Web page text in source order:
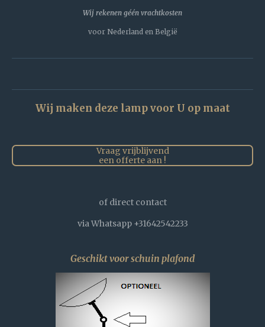
Wij rekenen géén vrachtkosten
voor Nederland en België
Wij maken deze lamp voor U op maat
Vraag vrijblijvend
een offerte aan !
of direct contact
via Whatsapp +31642542233
Geschikt voor schuin plafond